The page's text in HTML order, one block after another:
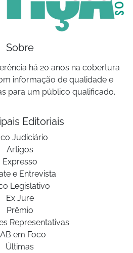
Sobre
há 20 anos na cobertura
informação de qualidade e
para um público qualificado.
Editoriais
Judiciário
Artigos
Expresso
e Entrevista
Legislativo
Ex Jure
Prêmio
Representativas
em Foco
Últimas